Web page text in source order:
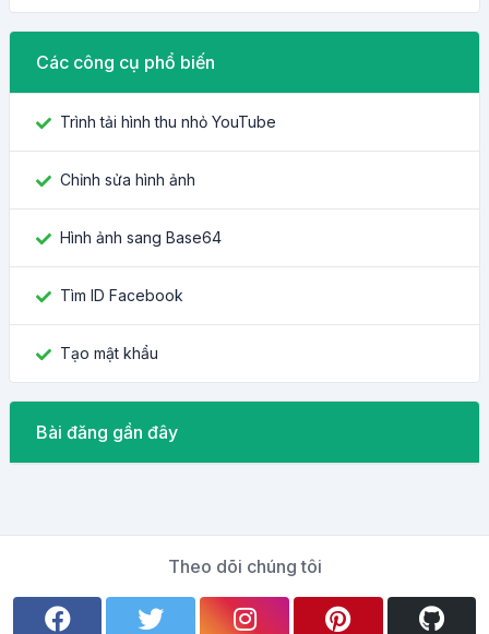
Các công cụ phổ biến
Trình tải hình thu nhỏ YouTube
Chỉnh sửa hình ảnh
Hình ảnh sang Base64
Tìm ID Facebook
Tạo mật khẩu
Bài đăng gần đây
Theo dõi chúng tôi